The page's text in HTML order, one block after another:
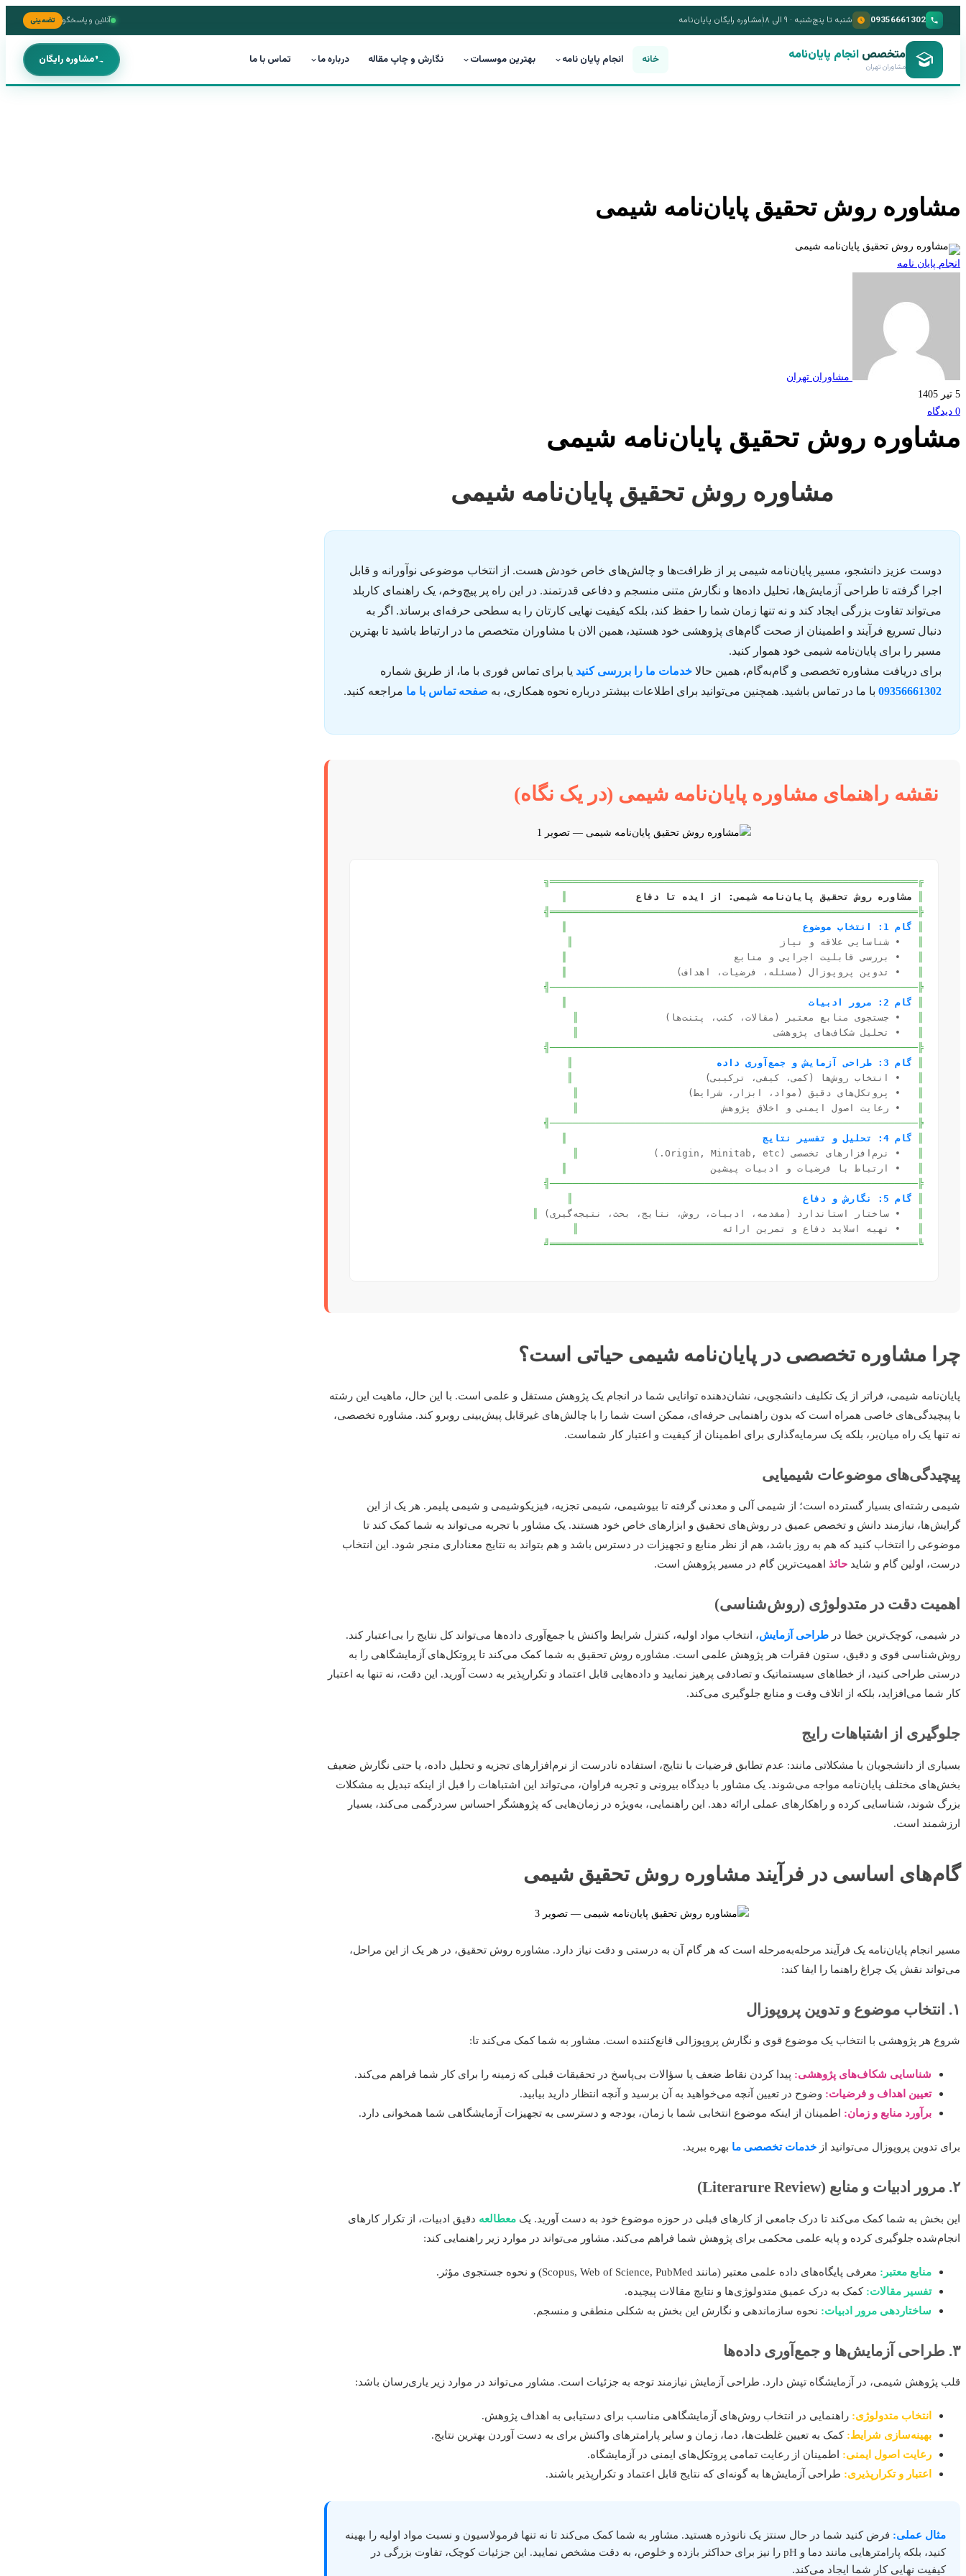
09356661302 شنبه تا پنج‌شنبه · ۹ الی ۱۸ مشاوره رایگان پایان‌نامه آنلاین و پاسخگو تضمینی
متخصص انجام پایان‌نامه
مشاوران تهران خانه انجام پایان نامه بهترین موسسات نگارش و چاپ مقاله درباره ما تماس با ما مشاوره رایگان
مشاوره روش تحقیق پایان‌نامه شیمی
انجام پایان نامه
مشاوران تهران
5 تیر 1405
0 دیدگاه
مشاوره روش تحقیق پایان‌نامه شیمی
مشاوره روش تحقیق پایان‌نامه شیمی
دوست عزیز دانشجو، مسیر پایان‌نامه شیمی پر از ظرافت‌ها و چالش‌های خاص خودش هست. از انتخاب موضوعی نوآورانه و قابل
اجرا گرفته تا طراحی آزمایش‌ها، تحلیل داده‌ها و نگارش متنی منسجم و دفاعی قدرتمند. در این راه پر پیچ‌وخم، یک راهنمای کاربلد
می‌تواند تفاوت بزرگی ایجاد کند و نه تنها زمان شما را حفظ کند، بلکه کیفیت نهایی کارتان را به سطحی حرفه‌ای برساند. اگر به
دنبال تسریع فرآیند و اطمینان از صحت گام‌های پژوهشی خود هستید، همین الان با مشاوران متخصص ما در ارتباط باشید تا بهترین
مسیر را برای پایان‌نامه شیمی خود هموار کنید.
برای دریافت مشاوره تخصصی و گام‌به‌گام، همین حالا خدمات ما را بررسی کنید یا برای تماس فوری با ما، از طریق شماره
09356661302 با ما در تماس باشید. همچنین می‌توانید برای اطلاعات بیشتر درباره نحوه همکاری، به صفحه تماس با ما مراجعه کنید.
نقشه راهنمای مشاوره پایان‌نامه شیمی (در یک نگاه)
╔════════════════════════════════════════════════════════════════╗
مشاوره روش تحقیق پایان‌نامه شیمی: از ایده تا دفاع
╠════════════════════════════════════════════════════════════════╣
گام 1: انتخاب موضوع
• شناسایی علاقه و نیاز
• بررسی قابلیت اجرایی و منابع
• تدوین پروپوزال (مسئله، فرضیات، اهداف)
╠────────────────────────────────────────────────────────────────╣
گام 2: مرور ادبیات
• جستجوی منابع معتبر (مقالات، کتب، پتنت‌ها)
• تحلیل شکاف‌های پژوهشی
╠────────────────────────────────────────────────────────────────╣
گام 3: طراحی آزمایش و جمع‌آوری داده
• انتخاب روش‌ها (کمی، کیفی، ترکیبی)
• پروتکل‌های دقیق (مواد، ابزار، شرایط)
• رعایت اصول ایمنی و اخلاق پژوهش
╠────────────────────────────────────────────────────────────────╣
گام 4: تحلیل و تفسیر نتایج
• نرم‌افزارهای تخصصی (Origin, Minitab, etc.)
• ارتباط با فرضیات و ادبیات پیشین
╠────────────────────────────────────────────────────────────────╣
گام 5: نگارش و دفاع
• ساختار استاندارد (مقدمه، ادبیات، روش، نتایج، بحث، نتیجه‌گیری)
• تهیه اسلاید دفاع و تمرین ارائه
╚════════════════════════════════════════════════════════════════╝
چرا مشاوره تخصصی در پایان‌نامه شیمی حیاتی است؟
پایان‌نامه شیمی، فراتر از یک تکلیف دانشجویی، نشان‌دهنده توانایی شما در انجام یک پژوهش مستقل و علمی است. با این حال، ماهیت این رشته
با پیچیدگی‌های خاصی همراه است که بدون راهنمایی حرفه‌ای، ممکن است شما را با چالش‌های غیرقابل پیش‌بینی روبرو کند. مشاوره تخصصی،
نه تنها یک راه میان‌بر، بلکه یک سرمایه‌گذاری برای اطمینان از کیفیت و اعتبار کار شماست.
پیچیدگی‌های موضوعات شیمیایی
شیمی رشته‌ای بسیار گسترده است؛ از شیمی آلی و معدنی گرفته تا بیوشیمی، شیمی تجزیه، فیزیکوشیمی و شیمی پلیمر. هر یک از این
گرایش‌ها، نیازمند دانش و تخصص عمیق در روش‌های تحقیق و ابزارهای خاص خود هستند. یک مشاور با تجربه می‌تواند به شما کمک کند تا
موضوعی را انتخاب کنید که هم به روز باشد، هم از نظر منابع و تجهیزات در دسترس باشد و هم بتواند به نتایج معناداری منجر شود. این انتخاب
درست، اولین گام و شاید حائذ اهمیت‌ترین گام در مسیر پژوهش است.
اهمیت دقت در متدولوژی (روش‌شناسی)
در شیمی، کوچک‌ترین خطا در طراحی آزمایش، انتخاب مواد اولیه، کنترل شرایط واکنش یا جمع‌آوری داده‌ها می‌تواند کل نتایج را بی‌اعتبار کند.
روش‌شناسی قوی و دقیق، ستون فقرات هر پژوهش علمی است. مشاوره روش تحقیق به شما کمک می‌کند تا پروتکل‌های آزمایشگاهی را به
درستی طراحی کنید، از خطاهای سیستماتیک و تصادفی پرهیز نمایید و داده‌هایی قابل اعتماد و تکرارپذیر به دست آورید. این دقت، نه تنها به اعتبار
کار شما می‌افزاید، بلکه از اتلاف وقت و منابع جلوگیری می‌کند.
جلوگیری از اشتباهات رایج
بسیاری از دانشجویان با مشکلاتی مانند: عدم تطابق فرضیات با نتایج، استفاده نادرست از نرم‌افزارهای تجزیه و تحلیل داده، یا حتی نگارش ضعیف
بخش‌های مختلف پایان‌نامه مواجه می‌شوند. یک مشاور با دیدگاه بیرونی و تجربه فراوان، می‌تواند این اشتباهات را قبل از اینکه تبدیل به مشکلات
بزرگ شوند، شناسایی کرده و راهکارهای عملی ارائه دهد. این راهنمایی، به‌ویژه در زمان‌هایی که پژوهشگر احساس سردرگمی می‌کند، بسیار
ارزشمند است.
گام‌های اساسی در فرآیند مشاوره روش تحقیق شیمی
مسیر انجام پایان‌نامه یک فرآیند مرحله‌به‌مرحله است که هر گام آن به درستی و دقت نیاز دارد. مشاوره روش تحقیق، در هر یک از این مراحل،
می‌تواند نقش یک چراغ راهنما را ایفا کند:
۱. انتخاب موضوع و تدوین پروپوزال
شروع هر پژوهشی با انتخاب یک موضوع قوی و نگارش پروپوزالی قانع‌کننده است. مشاور به شما کمک می‌کند تا:
شناسایی شکاف‌های پژوهشی: پیدا کردن نقاط ضعف یا سؤالات بی‌پاسخ در تحقیقات قبلی که زمینه را برای کار شما فراهم می‌کند.
تعیین اهداف و فرضیات: وضوح در تعیین آنچه می‌خواهید به آن برسید و آنچه انتظار دارید بیابید.
برآورد منابع و زمان: اطمینان از اینکه موضوع انتخابی شما با زمان، بودجه و دسترسی به تجهیزات آزمایشگاهی شما همخوانی دارد.
برای تدوین پروپوزال می‌توانید از خدمات تخصصی ما بهره ببرید.
۲. مرور ادبیات و منابع (Literarure Review)
این بخش به شما کمک می‌کند تا درک جامعی از کارهای قبلی در حوزه موضوع خود به دست آورید. یک معطالعه دقیق ادبیات، از تکرار کارهای
انجام‌شده جلوگیری کرده و پایه علمی محکمی برای پژوهش شما فراهم می‌کند. مشاور می‌تواند در موارد زیر راهنمایی کند:
منابع معتبر: معرفی پایگاه‌های داده علمی معتبر (مانند Scopus, Web of Science, PubMed) و نحوه جستجوی مؤثر.
تفسیر مقالات: کمک به درک عمیق متدولوژی‌ها و نتایج مقالات پیچیده.
ساختاردهی مرور ادبیات: نحوه سازماندهی و نگارش این بخش به شکلی منطقی و منسجم.
۳. طراحی آزمایش‌ها و جمع‌آوری داده‌ها
قلب پژوهش شیمی، در آزمایشگاه تپش دارد. طراحی آزمایش نیازمند توجه به جزئیات است. مشاور می‌تواند در موارد زیر یاری‌رسان باشد:
انتخاب متدولوژی: راهنمایی در انتخاب روش‌های آزمایشگاهی مناسب برای دستیابی به اهداف پژوهش.
بهینه‌سازی شرایط: کمک به تعیین غلظت‌ها، دما، زمان و سایر پارامترهای واکنش برای به دست آوردن بهترین نتایج.
رعایت اصول ایمنی: اطمینان از رعایت تمامی پروتکل‌های ایمنی در آزمایشگاه.
اعتبار و تکرارپذیری: طراحی آزمایش‌ها به گونه‌ای که نتایج قابل اعتماد و تکرارپذیر باشند.
مثال عملی: فرض کنید شما در حال سنتز یک نانوذره هستید. مشاور به شما کمک می‌کند تا نه تنها فرمولاسیون و نسبت مواد اولیه را بهینه
کنید، بلکه پارامترهایی مانند دما و pH را نیز برای حداکثر بازده و خلوص، به دقت مشخص نمایید. این جزئیات کوچک، تفاوت بزرگی در
کیفیت نهایی کار شما ایجاد می‌کند.